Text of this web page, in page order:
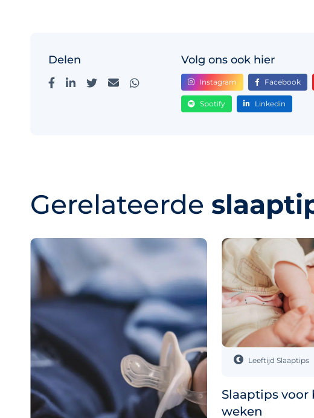
Delen Volg ons ook hier
Instagram Facebook
Spotify Linkedin
Gerelateerde
Slaaptips voor
weken
Leeftijd Slaaptips